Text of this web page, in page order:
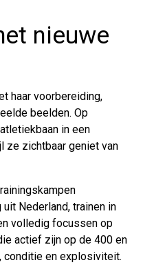
nieuwe
haar voorbereiding,
beelden. Op
in een
ze zichtbaar geniet van
Nederland, trainen in
volledig focussen op
actief zijn op de 400 en
conditie en explosiviteit.